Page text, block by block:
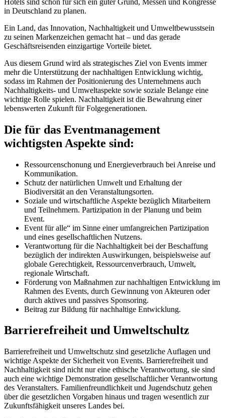
in Deutschland zu planen.
Ein Land, das Innovation, Nachhaltigkeit und Umweltbewusstsein
zu seinen Markenzeichen gemacht hat – und das gerade
Geschäftsreisenden einzigartige Vorteile bietet.
Aus diesem Grund wird als strategisches Ziel von Events immer
mehr die Unterstützung der nachhaltigen Entwicklung wichtig,
sodass im Rahmen der Positionierung des Unternehmens auch
Nachhaltigkeits- und Umweltaspekte sowie soziale Belange eine
wichtige Rolle spielen. Nachhaltigkeit ist die Bewahrung einer
lebenswerten Zukunft für Folgegenerationen.
Die für das Eventmanagement
wichtigsten Aspekte sind:
Ressourcenschonung und Energieverbrauch bei Anreise und
Kommunikation.
Schutz der natürlichen Umwelt und Erhaltung der
Biodiversität an den Veranstaltungsorten.
Soziale und wirtschaftliche Aspekte bezüglich Mitarbeitern
und Teilnehmern. Partizipation in der Planung und beim
Event.
Event für alle“ im Sinne einer umfangreichen Partizipation
und eines gesellschaftlichen Nutzens.
Verantwortung für die Nachhaltigkeit bei der Beschaffung
bezüglich der indirekten Auswirkungen, beispielsweise auf
globale Gerechtigkeit, Ressourcenverbrauch, Umwelt,
regionale Wirtschaft.
Förderung von Maßnahmen zur nachhaltigen Entwicklung im
Rahmen des Events, durch Gewinnung von Akteuren oder
durch aktives und passives Sponsoring.
Beitrag zur Bildung für nachhaltige Entwicklung.
Barrierefreiheit und Umweltschultz
Barrierefreiheit und Umweltschutz sind gesetzliche Auflagen und
wichtige Aspekte der Sicherheit von Events. Barrierefreiheit und
Nachhaltigkeit sind nicht nur eine ethische Verantwortung, sie sind
auch eine wichtige Demonstration gesellschaftlicher Verantwortung
des Veranstalters. Familienfreundlichkeit und Jugendschutz gehen
über die gesetzlichen Vorgaben hinaus und tragen wesentlich zur
Zukunftsfähigkeit unseres Landes bei.